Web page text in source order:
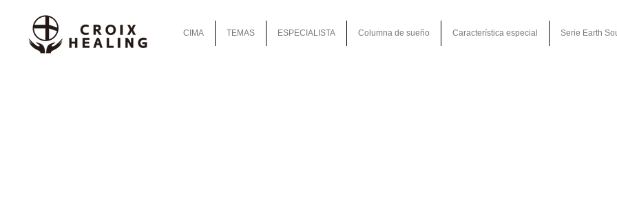
CIMA TEMAS ESPECIALISTA Columna de sueño Característica especial Serie Earth